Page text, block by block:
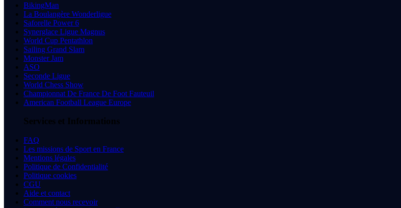
BikingMan
La Boulangère Wonderligue
Saforelle Power 6
Synerglace Ligue Magnus
World Cup Pentathlon
Sailing Grand Slam
Monster Jam
ASO
Seconde Ligue
World Chess Show
Championnat De France De Foot Fauteuil
American Football League Europe
Services et Informations
FAQ
Les missions de Sport en France
Mentions légales
Politique de Confidentialité
Politique cookies
CGU
Aide et contact
Comment nous recevoir